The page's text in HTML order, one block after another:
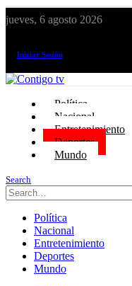
jueves, 6 agosto 2026
Iniciar Sesión
Política
Nacional
Entretenimiento
Deportes
Mundo
Search
Política
Nacional
Entretenimiento
Deportes
Mundo